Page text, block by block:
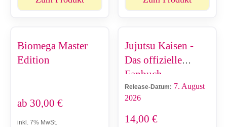
Biomega Master
Edition
ab 30,00 €
inkl. 7% MwSt.
Jujutsu Kaisen -
Das offizielle
Fanbuch
Release-Datum: 7. August
2026
14,00 €